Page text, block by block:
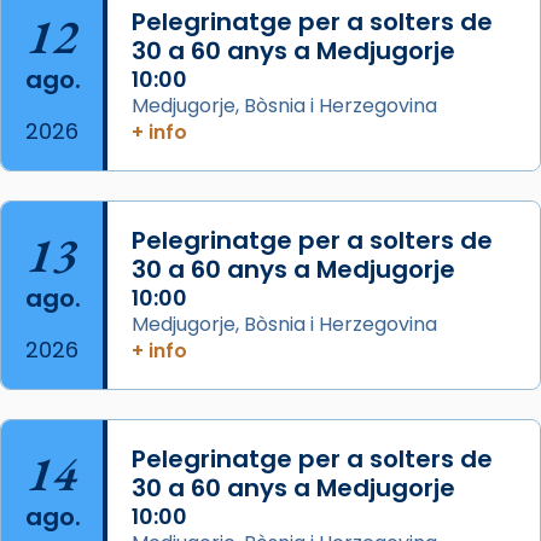
Acompanyant la història de sant Cugat, a
partir de l’Edat Mitjana sorgeix la tradició
que les santes Juliana (“relatiu a Júlia”) i
Semproniana (“relatiu a Semprònia =
eterna”) són deixebles seves. I l’any 1667, el
...Ver más
View on Facebook · Share
12
ago.
2026
Pelegrinatge per a solters de
30 a 60 anys a Medjugorje
10:00
Medjugorje, Bòsnia i Herzegovina
+ info
13
ago.
2026
Pelegrinatge per a solters de
30 a 60 anys a Medjugorje
10:00
Medjugorje, Bòsnia i Herzegovina
+ info
14
ago.
Pelegrinatge per a solters de
30 a 60 anys a Medjugorje
10:00